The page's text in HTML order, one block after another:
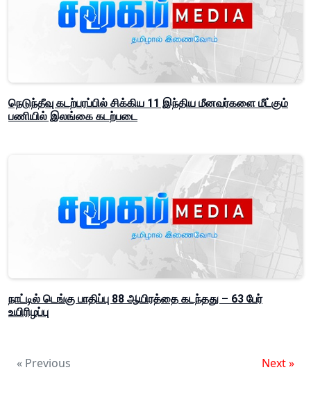
நெடுந்தீவு கடற்பரப்பில் சிக்கிய 11 இந்திய மீனவர்களை மீட்கும்
பணியில் இலங்கை கடற்படை
நாட்டில் டெங்கு பாதிப்பு 88 ஆயிரத்தை கடந்தது – 63 பேர்
உயிரிழப்பு
« Previous Next »